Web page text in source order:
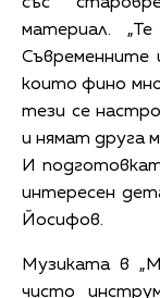
материал.
Съвременните
които фино
тези се
и нямат друга
И
интересен
Йосифов.
Музиката в
чисто